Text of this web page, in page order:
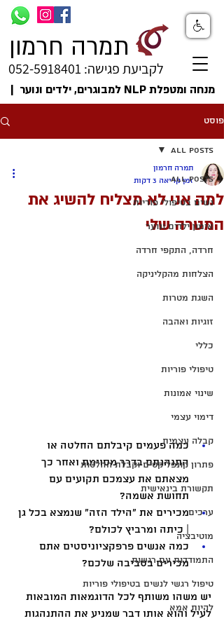
תמרה חרמון
לקביעת פגישה: 052-5918401
מנחה ומטפלת NLP למבוגרים, ילדים ונוער |
פוסט
All Posts
נשים בטיפולי פוריות
אימון ילדים ונוער
חרדה, התקפי חרדה
הצלחות מהקליניקה
השגת מטרות
זוגיות ואהבה
כללי
טיפולי פוריות
שינוי אמונות
דימוי עצמי
קבלה עצמית
פתרון קונפליקטים וקבלת החלטות
תקשורת בינאישית
ערכים
מוטיבציה
התמודדות עם רגשות
טיפול רגשי לנשים בטיפולי פוריות
להיות אמא
All Posts
למה אני לא מצליח להשיג את
המטרה שלי
תמרה חרמון
זמן קריאה 3 דקות
כמה פעמים קיבלתם החלטה או
התנהגתם בדרך מסוימת ואחר כך
מצאתם את עצמכם תקועים עם
תחושת אשמה?
מכירים את "הילד הזה" שנמצא בכל גן
| כיתה ומרביץ לכולם?
כמה אנשים פרפקציוניסטים אתם
מכירים בסביבה שלכם?
יש משהו משותף לכל הדוגמאות המובאות
לעיל והוא אותו דבר שמניע את ההתנהגות